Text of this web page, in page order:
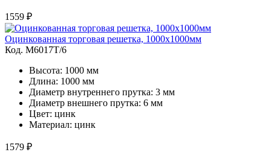
1559 ₽
Оцинкованная торговая решетка, 1000х1000мм
Код. M6017Т/6
Высота: 1000 мм
Длина: 1000 мм
Диаметр внутреннего прутка: 3 мм
Диаметр внешнего прутка: 6 мм
Цвет: цинк
Материал: цинк
1579 ₽